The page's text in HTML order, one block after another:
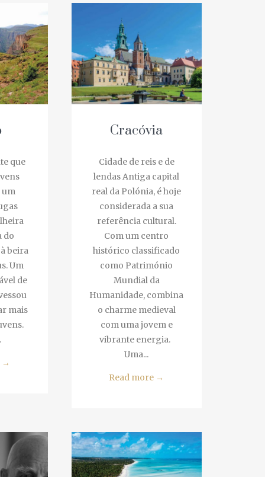
que
beira
Um
de
mais
Cracóvia
Cidade de reis e de
lendas Antiga capital
real da Polónia, é hoje
considerada a sua
referência cultural.
Com um centro
histórico classificado
como Património
Mundial da
Humanidade, combina
o charme medieval
com uma jovem e
vibrante energia.
Uma...
Read more→